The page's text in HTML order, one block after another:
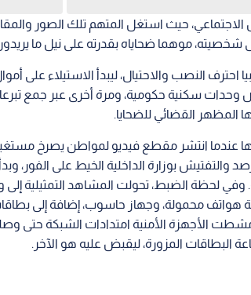
حيث استغل المتهم تلك الصور
موهما ضحاياه بقدرته على نيل ما
النصب والاحتيال، ليبدأ الاستيلاء على
وحدات سكنية حكومية، ومرة أخرى عبر جمع
المظهر القضائي للضحايا.
عندما انتشر مقطع فيديو لمواطن يصرخ
بوزارة الداخلية الخيط على الفور،
لحظة الضبط، تحولت المشاهد التمثيلية إلى
محمولة، وجهاز حاسوب، إضافة إلى
مشطت الأجهزة الأمنية امتدادات الشبكة حتى
البطاقات المزورة، ليقبض عليه هو الآخر.